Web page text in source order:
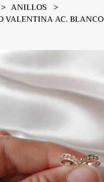
ANILLOS
VALENTINA AC. BLANCO